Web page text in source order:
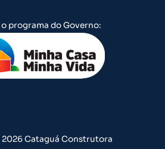
c
e
b
o
n
k
e
d
t
programa do Governo:
Cataguá Construtora